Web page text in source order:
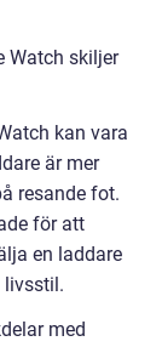
Watch skiljer
kan vara
är mer
resande fot.
för att
en laddare
livsstil.
med